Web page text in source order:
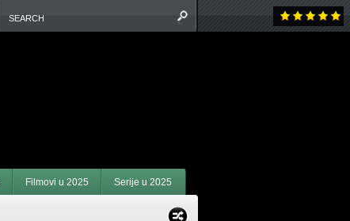
Filmovi u 2025 Serije u 2025